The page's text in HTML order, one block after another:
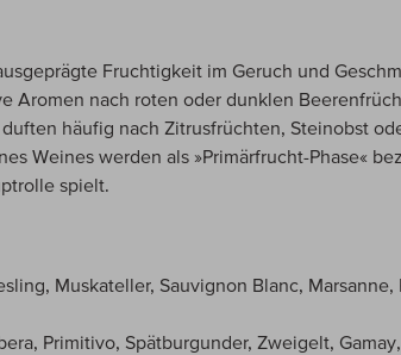
Fruchtigkeit im Geruch und
Aromen nach roten oder dunklen
häufig nach Zitrusfrüchten, Steinobst
Weines werden als »Primärfrucht-Phase«
spielt.
Muskateller, Sauvignon Blanc, Marsanne,
Primitivo, Spätburgunder, Zweigelt,